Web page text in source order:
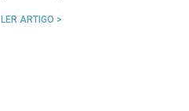
LER ARTIGO >